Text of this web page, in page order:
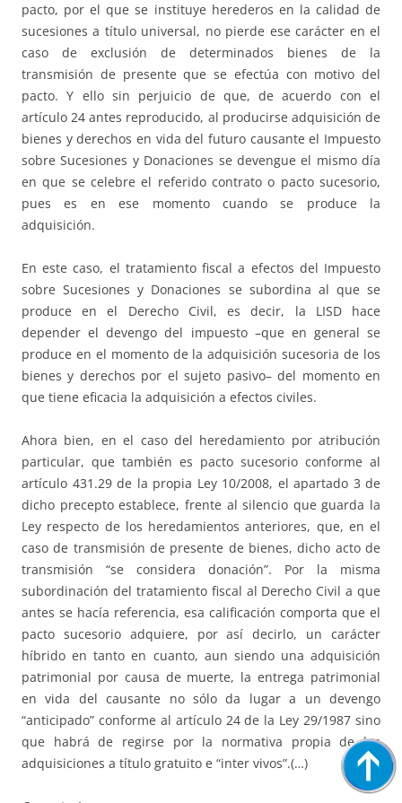
pacto, por el que se instituye herederos en la calidad de
sucesiones a título universal, no pierde ese carácter en el
caso de exclusión de determinados bienes de la
transmisión de presente que se efectúa con motivo del
pacto. Y ello sin perjuicio de que, de acuerdo con el
artículo 24 antes reproducido, al producirse adquisición de
bienes y derechos en vida del futuro causante el Impuesto
sobre Sucesiones y Donaciones se devengue el mismo día
en que se celebre el referido contrato o pacto sucesorio,
pues es en ese momento cuando se produce la
adquisición.
En este caso, el tratamiento fiscal a efectos del Impuesto
sobre Sucesiones y Donaciones se subordina al que se
produce en el Derecho Civil, es decir, la LISD hace
depender el devengo del impuesto –que en general se
produce en el momento de la adquisición sucesoria de los
bienes y derechos por el sujeto pasivo– del momento en
que tiene eficacia la adquisición a efectos civiles.
Ahora bien, en el caso del heredamiento por atribución
particular, que también es pacto sucesorio conforme al
artículo 431.29 de la propia Ley 10/2008, el apartado 3 de
dicho precepto establece, frente al silencio que guarda la
Ley respecto de los heredamientos anteriores, que, en el
caso de transmisión de presente de bienes, dicho acto de
transmisión “se considera donación”. Por la misma
subordinación del tratamiento fiscal al Derecho Civil a que
antes se hacía referencia, esa calificación comporta que el
pacto sucesorio adquiere, por así decirlo, un carácter
híbrido en tanto en cuanto, aun siendo una adquisición
patrimonial por causa de muerte, la entrega patrimonial
en vida del causante no sólo da lugar a un devengo
“anticipado” conforme al artículo 24 de la Ley 29/1987 sino
que habrá de regirse por la normativa propia de las
adquisiciones a título gratuito e “inter vivos”.(…)